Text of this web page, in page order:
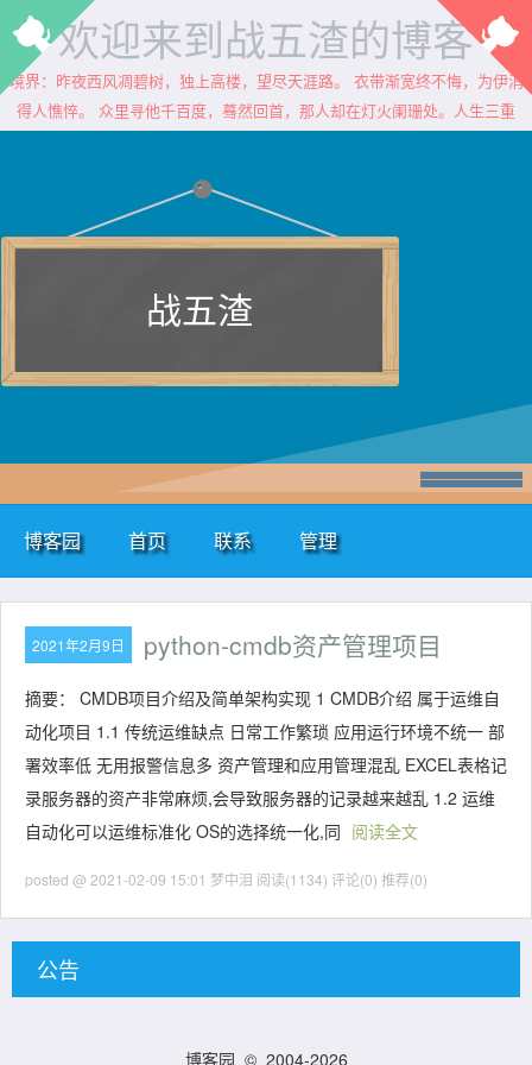
欢迎来到战五渣的博客
境界：昨夜西风凋碧树，独上高楼，望尽天涯路。 衣带渐宽终不悔，为伊消
得人憔悴。 众里寻他千百度，蓦然回首，那人却在灯火阑珊处。人生三重
战五渣
博客园 首页 联系 管理
2021年2月9日 python-cmdb资产管理项目
摘要： CMDB项目介绍及简单架构实现 1 CMDB介绍 属于运维自
动化项目 1.1 传统运维缺点 日常工作繁琐 应用运行环境不统一 部
署效率低 无用报警信息多 资产管理和应用管理混乱 EXCEL表格记
录服务器的资产非常麻烦,会导致服务器的记录越来越乱 1.2 运维
自动化可以运维标准化 OS的选择统一化,同 阅读全文
posted @ 2021-02-09 15:01 梦中泪 阅读(1134) 评论(0) 推荐(0)
公告
博客园 © 2004-2026